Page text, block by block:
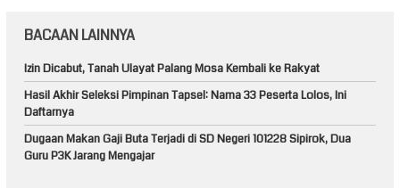
BACAAN LAINNYA
Izin Dicabut, Tanah Ulayat Palang Mosa Kembali ke Rakyat
Hasil Akhir Seleksi Pimpinan Tapsel: Nama 33 Peserta Lolos, Ini
Daftarnya
Dugaan Makan Gaji Buta Terjadi di SD Negeri 101228 Sipirok, Dua
Guru P3K Jarang Mengajar